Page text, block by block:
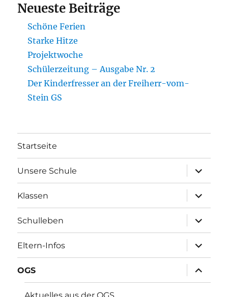
Neueste Beiträge
Schöne Ferien
Starke Hitze
Projektwoche
Schülerzeitung – Ausgabe Nr. 2
Der Kinderfresser an der Freiherr-vom-
Stein GS
Startseite
Unsere Schule
öffnen
Klassen
öffnen
Schulleben
öffnen
Eltern-Infos
öffnen
OGS
öffnen